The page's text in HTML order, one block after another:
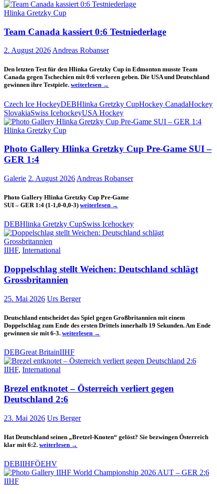
Hlinka Gretzky Cup
Team Canada kassiert 0:6 Testniederlage
2. August 2026 Andreas Robanser
Den letzten Test für den Hlinka Gretzky Cup in Edmonton musste Team
Canada gegen Tschechien mit 0:6 verloren geben. Die USA und Deutschland
gewinnen ihre Testpiele. Team
kassiert
0:6
Testniederlage
weiterlesen →
Czech Ice HockeyDEBHlinka Gretzky CupHockey CanadaHockey
SlovakiaSwiss IcehockeyUSA Hockey
Hlinka Gretzky Cup
Photo Gallery Hlinka Gretzky Cup Pre-Game SUI –
GER 1:4
Galerie 2. August 2026 Andreas Robanser
Photo Gallery Hlinka Gretzky Cup Pre-Game
SUI – GER 1:4 (1-1,0-0,0-3) Photo
Hlinka
Gretzky
Cup
–
GER
weiterlesen →
DEBHlinka Gretzky CupSwiss Icehockey
IIHF, International
Doppelschlag stellt Weichen: Deutschland schlägt
Grossbritannien
25. Mai 2026 Urs Berger
Deutschland entscheidet das Spiel gegen Großbritannien mit einem
Doppelschlag zum Ende des ersten Drittels innerhalb 19 Sekunden. Am Ende
gewinnen sie mit 6-3. Doppelschlag
Weichen:
Deutschland
schlägt
weiterlesen →
DEBGreat BritainIIHF
IIHF, International
Brezel entknotet – Österreich verliert gegen
Deutschland 2:6
23. Mai 2026 Urs Berger
Hat Deutschland seinen „Bretzel-Knoten“ gelöst? Sie bezwingen Österreich
klar mit 6:2. Brezel
–
Österreich
verliert
weiterlesen →
DEBIIHFÖEHV
IIHF